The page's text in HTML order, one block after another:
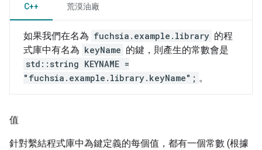
C++ 荒漠油廠
如果我們在名為 fuchsia.example.library 的程
式庫中有名為 keyName 的鍵，則產生的常數會是
std::string KEYNAME =
"fuchsia.example.library.keyName"; 。
值
針對繫結程式庫中為鍵定義的每個值，都有一個常數 (根據